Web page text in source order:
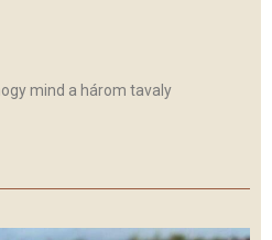
mind a három tavaly